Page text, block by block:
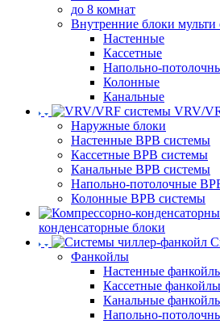
до 8 комнат
Внутренние блоки мульти
Настенные
Кассетные
Напольно-
Колонные
Канальные
VRV/
Наружные блоки
Настенные ВРВ системы
Кассетные ВРВ системы
Канальные ВРВ системы
Напольно-потолочные
Колонные ВРВ системы
конденсаторные блоки
Фанкойлы
Настенные
Кассетные фанкойлы
Канальные
Напольно-